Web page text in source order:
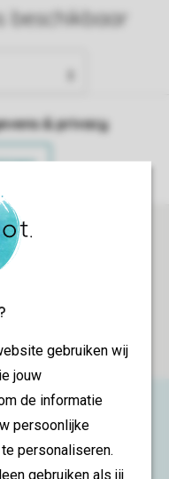
gebruiken wij
jouw
de informatie
persoonlijke
personaliseren.
gebruiken als jij
& privacy